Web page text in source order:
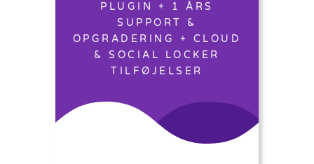
PLUGIN + 1 ÅRS
SUPPORT &
OPGRADERING + CLOUD
& SOCIAL LOCKER
TILFØJELSER